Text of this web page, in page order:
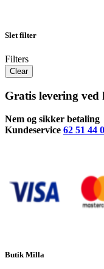
Slet filter
Filters
Clear
Gratis levering
Nem og sikker betaling
Kundeservice 62 51 44
Butik Milla